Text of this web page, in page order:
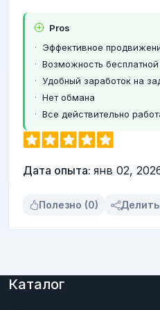
Pros
Эффективное
Возможность бесплатной
Удобный заработок на
Нет обмана
Все действительно
Дата опыта: янв 02,
Полезно (0)
Каталог